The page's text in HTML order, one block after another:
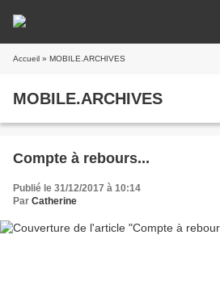
Accueil » MOBILE.ARCHIVES
MOBILE.ARCHIVES
Compte à rebours...
Publié le 31/12/2017 à 10:14
Par Catherine